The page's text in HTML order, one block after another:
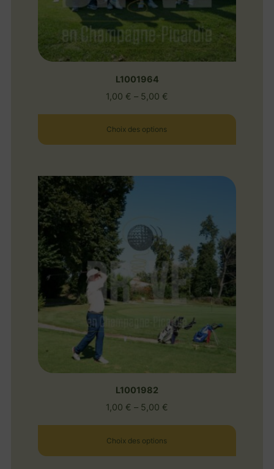
L1001964
1,00 € – 5,00 €
Choix des options
L1001982
1,00 € – 5,00 €
Choix des options